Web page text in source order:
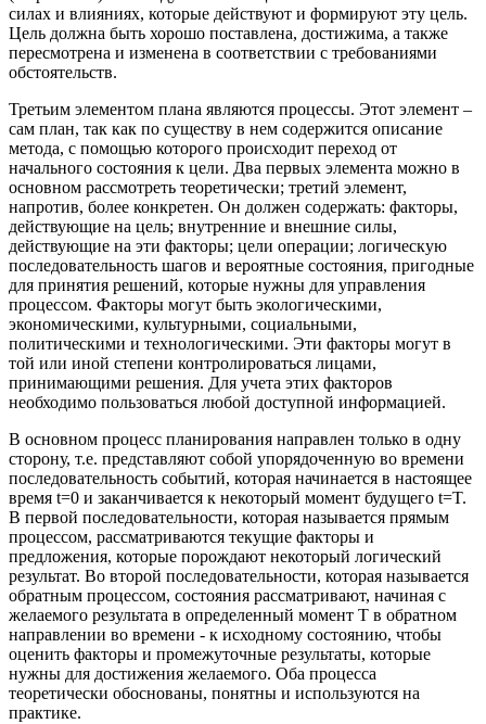
силах и влияниях, которые действуют и формируют эту цель.
Цель должна быть хорошо поставлена, достижима, а также
пересмотрена и изменена в соответствии с требованиями
обстоятельств.
Третьим элементом плана являются процессы. Этот элемент –
сам план, так как по существу в нем содержится описание
метода, с помощью которого происходит переход от
начального состояния к цели. Два первых элемента можно в
основном рассмотреть теоретически; третий элемент,
напротив, более конкретен. Он должен содержать: факторы,
действующие на цель; внутренние и внешние силы,
действующие на эти факторы; цели операции; логическую
последовательность шагов и вероятные состояния, пригодные
для принятия решений, которые нужны для управления
процессом. Факторы могут быть экологическими,
экономическими, культурными, социальными,
политическими и технологическими. Эти факторы могут в
той или иной степени контролироваться лицами,
принимающими решения. Для учета этих факторов
необходимо пользоваться любой доступной информацией.
В основном процесс планирования направлен только в одну
сторону, т.е. представляют собой упорядоченную во времени
последовательность событий, которая начинается в настоящее
время t=0 и заканчивается к некоторый момент будущего t=T.
В первой последовательности, которая называется прямым
процессом, рассматриваются текущие факторы и
предложения, которые порождают некоторый логический
результат. Во второй последовательности, которая называется
обратным процессом, состояния рассматривают, начиная с
желаемого результата в определенный момент Т в обратном
направлении во времени - к исходному состоянию, чтобы
оценить факторы и промежуточные результаты, которые
нужны для достижения желаемого. Оба процесса
теоретически обоснованы, понятны и используются на
практике.